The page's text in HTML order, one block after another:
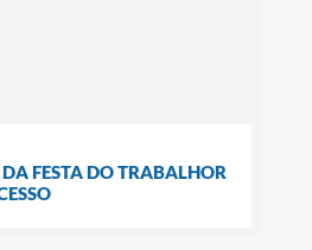
FESTA DO TRABALHOR